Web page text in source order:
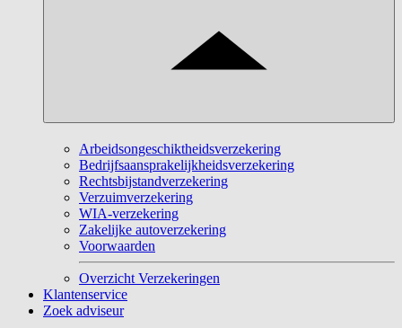
Arbeidsongeschiktheidsverzekering
Bedrijfsaansprakelijkheidsverzekering
Rechtsbijstandverzekering
Verzuimverzekering
WIA-verzekering
Zakelijke autoverzekering
Voorwaarden
Overzicht Verzekeringen
Klantenservice
Zoek adviseur